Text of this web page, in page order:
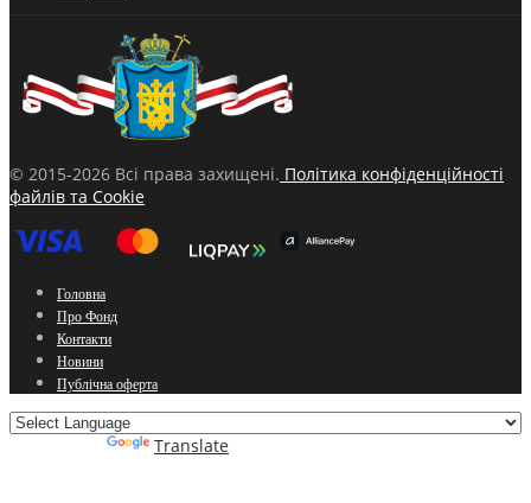
© 2015-2026 Всі права захищені. Політика конфіденційності
файлів та Cookie
Головна
Про Фонд
Контакти
Новини
Публічна оферта
Translate